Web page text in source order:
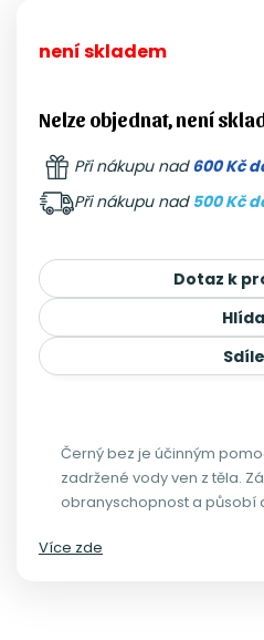
není skladem
Nelze objednat, není
Při nákupu nad600 Kč
Při nákupu nad 500 Kč
Dotaz k
Černý bez je účinným
zadržené vody ven z těla.
obranyschopnost a působí
Více zde